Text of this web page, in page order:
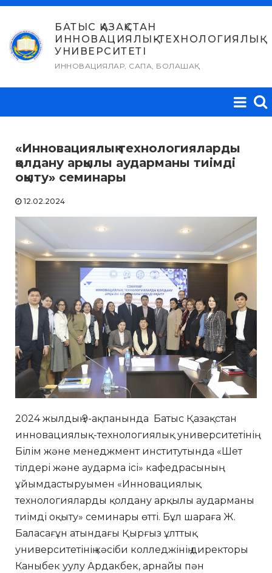
Skip
content
БАТЫС ҚАЗАҚСТАН
ИННОВАЦИЯЛЫҚ-ТЕХНОЛОГИЯЛЫҚ
УНИВЕРСИТЕТІ
ИННОВАЦИЯЛАР, САПА, БОЛАШАҚ
«Инновациялық технологияларды
қолдану арқылы аударманы тиімді
оқыту» семинары
12.02.2024
2024 жылдың 9-ақпанында Батыс Қазақстан
инновациялық-технологиялық университетінің
Білім және менеджмент институтында «Шет
тілдері және аударма ісі» кафедрасының
ұйымдастыруымен «Инновациялық
технологияларды қолдану арқылы аударманы
тиімді оқыту» семинары өтті. Бұл шараға Ж.
Баласағұн атындағы Қырғыз ұлттық
университетінің кәсіби колледжінің директоры
Каныбек уулу Ардакбек, арнайы пән